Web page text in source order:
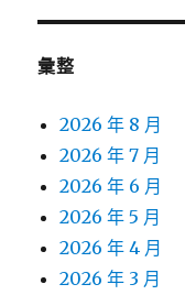
彙整
2026 年 8 月
2026 年 7 月
2026 年 6 月
2026 年 5 月
2026 年 4 月
2026 年 3 月